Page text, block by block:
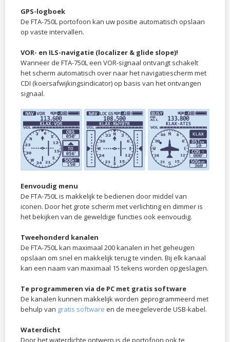
GPS-logboek
De FTA-750L portofoon kan uw positie automatisch opslaan
op vaste intervallen.
VOR- en ILS-navigatie (localizer & glide slope)!
Wanneer de FTA-750L een VOR-signaal ontvangt schakelt
het scherm automatisch over naar het navigatiescherm met
CDI (koersafwijkingsindicator) op basis van het ontvangen
signaal.
Eenvoudig menu
De FTA-750L is makkelijk te bedienen door middel van
iconen. Door het grote scherm met verlichting en dimmer is
het bekijken van de geweldige functies ook eenvoudig.
Tweehonderd kanalen
De FTA-750L kan maximaal 200 kanalen in het geheugen
opslaan om snel en makkelijk terug te vinden. Bij elk kanaal
kan een naam van maximaal 15 tekens worden opgeslagen.
Te programmeren via de PC met gratis software
De kanalen kunnen makkelijk worden geprogrammeerd met
behulp van gratis software en de meegeleverde USB-kabel.
Waterdicht
Door het waterdichte ontwerp is de portofoon ook te